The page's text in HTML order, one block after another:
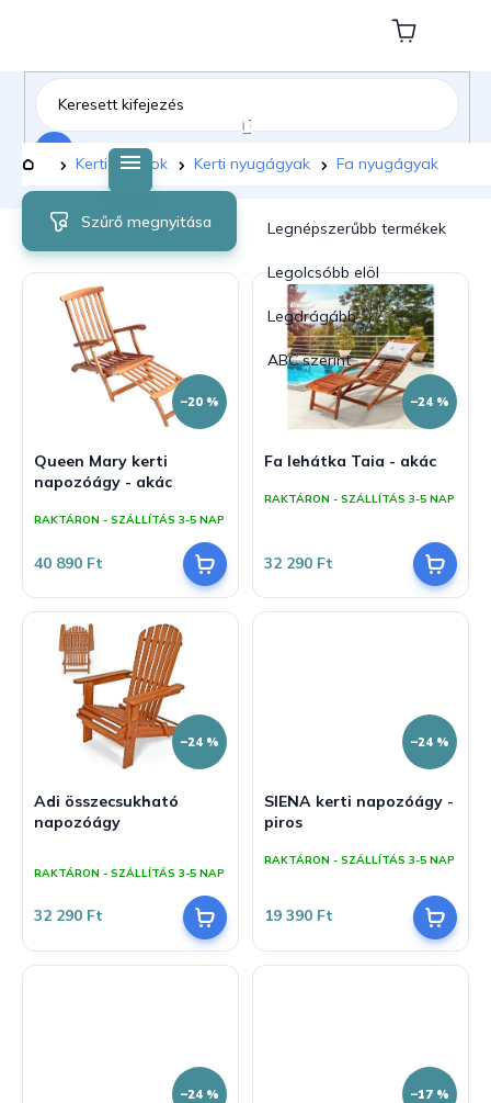
tartalomhoz
Kosár
Kezdőlap
Kerti bútorok Kerti nyugágyak Fa nyugágyak
m
d
e
s
e
Legnépszerűbb termékek
Legolcsóbb elöl
Legdrágább
ABC szerint
Szűrő megnyitása
T
r
m
–20 %
Queen Mary kerti
napozóágy - akác
RAKTÁRON - SZÁLLÍTÁS 3-5 NAP
40 890 Ft
–24 %
Fa lehátka Taia - akác
RAKTÁRON - SZÁLLÍTÁS 3-5 NAP
32 290 Ft
–24 %
Adi összecsukható
napozóágy
termék
5-
5,0
RAKTÁRON - SZÁLLÍTÁS 3-5 NAP
32 290 Ft
–24 %
SIENA kerti napozóágy -
piros
RAKTÁRON - SZÁLLÍTÁS 3-5 NAP
19 390 Ft
–24 % –17 %